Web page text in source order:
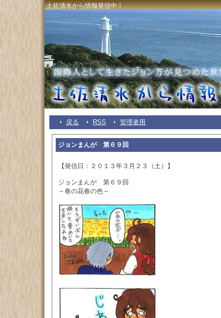
土佐清水から情報発信中！
戻る RSS 管理者用
ジョンまんが 第６９回
【発信日：２０１３年３月２３（土）】
ジョンまんが 第６９回
～春の花春の色～